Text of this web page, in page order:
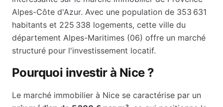
Alpes-Côte d'Azur. Avec une population de 353 631
habitants et 225 338 logements, cette ville du
département Alpes-Maritimes (06) offre un marché
structuré pour l'investissement locatif.
Pourquoi investir à Nice?
Le marché immobilier à Nice se caractérise par un